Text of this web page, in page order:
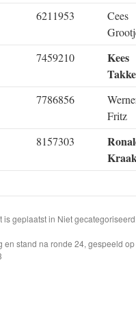
6211953
Cees
7459210
Kees
7786856
Fritz
8157303
is geplaatst in Niet
en stand na ronde 24, gespeeld